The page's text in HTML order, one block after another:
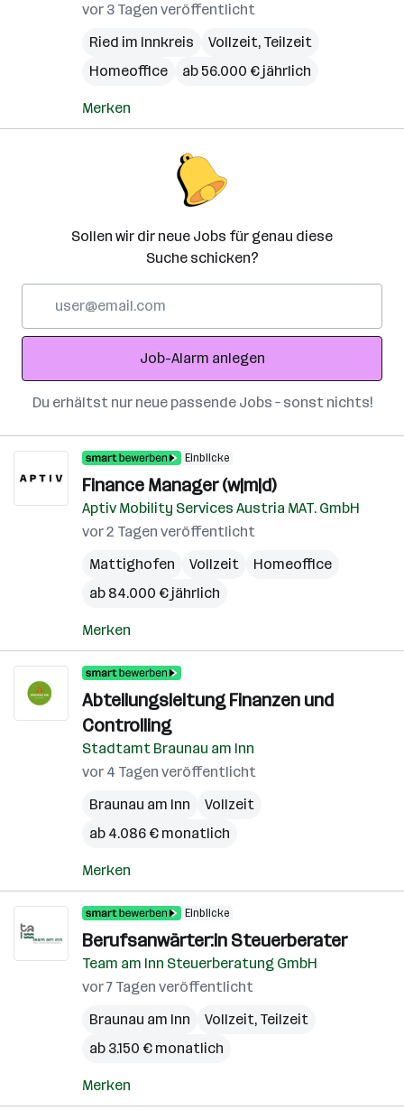
vor 3 Tagen veröffentlicht
Ried im Innkreis
Vollzeit, Teilzeit
Homeoffice
ab 56.000 € jährlich
Merken
Sollen wir dir neue Jobs für genau diese
Suche schicken?
Adresse
Job-Alarm anlegen
Du erhältst nur neue passende Jobs – sonst nichts!
Einblicke
Finance Manager (w|m|d)
Aptiv Mobility Services Austria MAT. GmbH
vor 2 Tagen veröffentlicht
Mattighofen
Vollzeit
Homeoffice
ab 84.000 € jährlich
Merken
Abteilungsleitung Finanzen und
Controlling
Stadtamt Braunau am Inn
vor 4 Tagen veröffentlicht
Braunau am Inn
Vollzeit
ab 4.086 € monatlich
Merken
Einblicke
Berufsanwärter:in Steuerberater
Team am Inn Steuerberatung GmbH
vor 7 Tagen veröffentlicht
Braunau am Inn
Vollzeit, Teilzeit
ab 3.150 € monatlich
Merken